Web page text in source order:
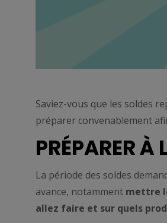
Saviez-vous que les soldes
préparer convenablement
PRÉPARER À
La période des soldes
avance, notamment mettre
allez faire et sur quels